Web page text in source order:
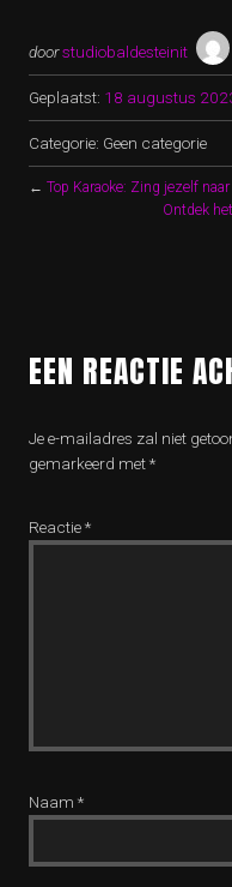
doorstudiobaldesteinit
Geplaatst: 18 augustus
Categorie: Geen categorie
← Top Karaoke: Zing jezelf naar
Ontdek
EEN REACTIE
Je e-mailadres zal niet
gemarkeerd met*
Reactie*
Naam *